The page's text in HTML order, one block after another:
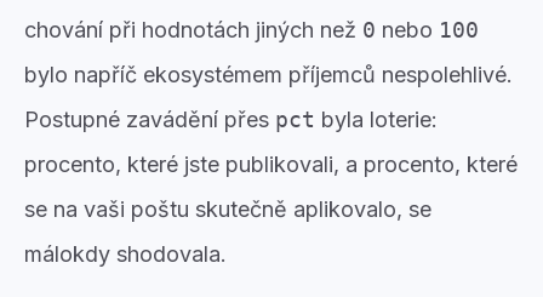
chování při hodnotách jiných než 0 nebo 100
bylo napříč ekosystémem příjemců nespolehlivé.
Postupné zavádění přes pct byla loterie:
procento, které jste publikovali, a procento, které
se na vaši poštu skutečně aplikovalo, se
málokdy shodovala.